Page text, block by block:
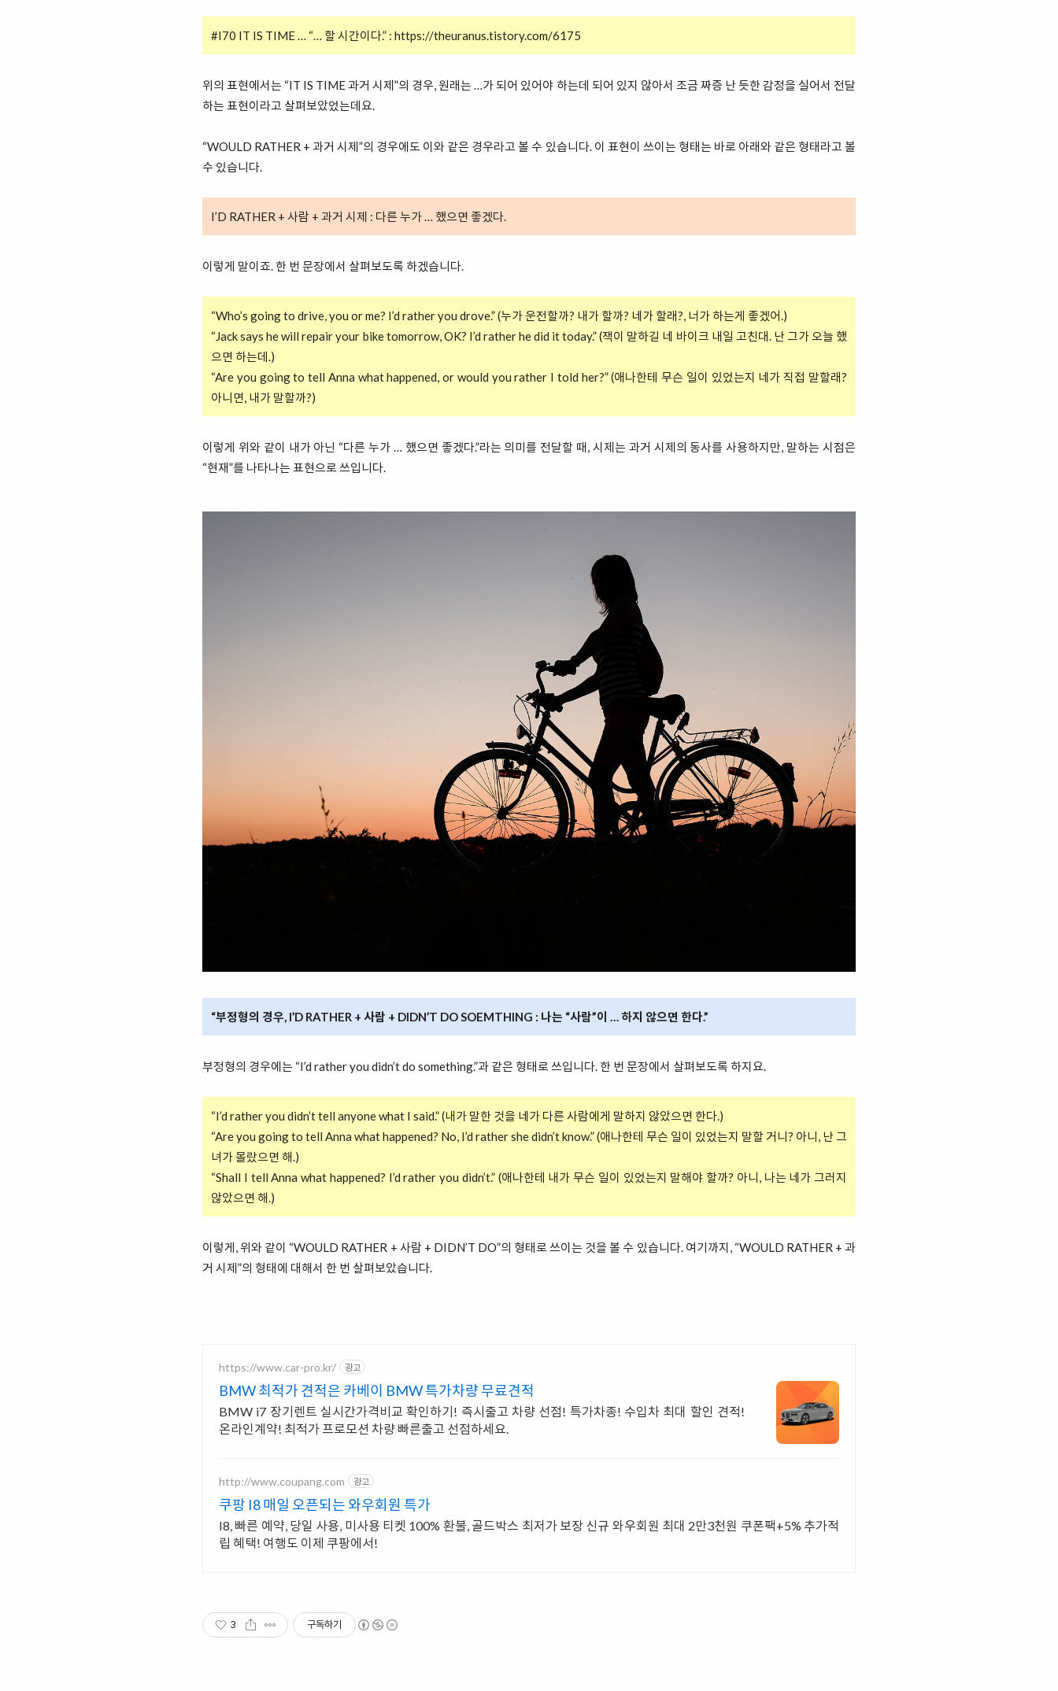
#I70 IT IS TIME … “… 할 시간이다.” : https://theuranus.tistory.com/6175
위의 표현에서는 “IT IS TIME 과거 시제”의 경우, 원래는 …가 되어 있어야 하는데 되어 있지 않아서 조금 짜증 난 듯한 감정을 실어서 전달
하는 표현이라고 살펴보았었는데요.
“WOULD RATHER + 과거 시제”의 경우에도 이와 같은 경우라고 볼 수 있습니다. 이 표현이 쓰이는 형태는 바로 아래와 같은 형태라고 볼
수 있습니다.
I’D RATHER + 사람 + 과거 시제 : 다른 누가 … 했으면 좋겠다.
이렇게 말이죠. 한 번 문장에서 살펴보도록 하겠습니다.
“Who’s going to drive, you or me? I’d rather you drove.” (누가 운전할까? 내가 할까? 네가 할래?, 너가 하는게 좋겠어.)
“Jack says he will repair your bike tomorrow, OK? I’d rather he did it today.” (잭이 말하길 네 바이크 내일 고친대. 난 그가 오늘 했
으면 하는데.)
“Are you going to tell Anna what happened, or would you rather I told her?” (애나한테 무슨 일이 있었는지 네가 직접 말할래?
아니면, 내가 말할까?)
이렇게 위와 같이 내가 아닌 “다른 누가 … 했으면 좋겠다.”라는 의미를 전달할 때, 시제는 과거 시제의 동사를 사용하지만, 말하는 시점은
“현재”를 나타나는 표현으로 쓰입니다.
“부정형의 경우, I’D RATHER + 사람 + DIDN’T DO SOEMTHING : 나는 “사람”이 … 하지 않으면 한다.”
부정형의 경우에는 “I’d rather you didn’t do something.”과 같은 형태로 쓰입니다. 한 번 문장에서 살펴보도록 하지요.
“I’d rather you didn’t tell anyone what I said.” (내가 말한 것을 네가 다른 사람에게 말하지 않았으면 한다.)
“Are you going to tell Anna what happened? No, I’d rather she didn’t know.” (애나한테 무슨 일이 있었는지 말할 거니? 아니, 난 그
녀가 몰랐으면 해.)
“Shall I tell Anna what happened? I’d rather you didn’t.” (애나한테 내가 무슨 일이 있었는지 말해야 할까? 아니, 나는 네가 그러지
않았으면 해.)
이렇게, 위와 같이 “WOULD RATHER + 사람 + DIDN’T DO”의 형태로 쓰이는 것을 볼 수 있습니다. 여기까지, “WOULD RATHER + 과
거 시제”의 형태에 대해서 한 번 살펴보았습니다.
https://www.car-pro.kr/ 광고
BMW 최적가 견적은 카베이 BMW 특가차량 무료견적
BMW i7 장기렌트 실시간가격비교 확인하기! 즉시출고 차량 선점! 특가차종! 수입차 최대 할인 견적!
온라인계약! 최적가 프로모션 차량 빠른출고 선점하세요.
http://www.coupang.com 광고
쿠팡 I8 매일 오픈되는 와우회원 특가
I8, 빠른 예약, 당일 사용, 미사용 티켓 100% 환불, 골드박스 최저가 보장 신규 와우회원 최대 2만3천원 쿠폰팩+5% 추가적
립 혜택! 여행도 이제 쿠팡에서!
3 구독하기